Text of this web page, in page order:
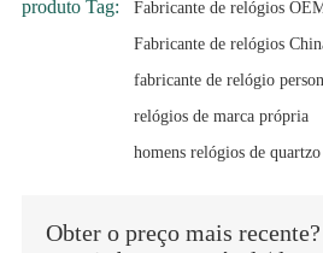
produto Tag:
Fabricante de relógios
Fabricante de relógios
fabricante de relógio
relógios de marca própria
homens relógios de quartzo
Obter o preço mais